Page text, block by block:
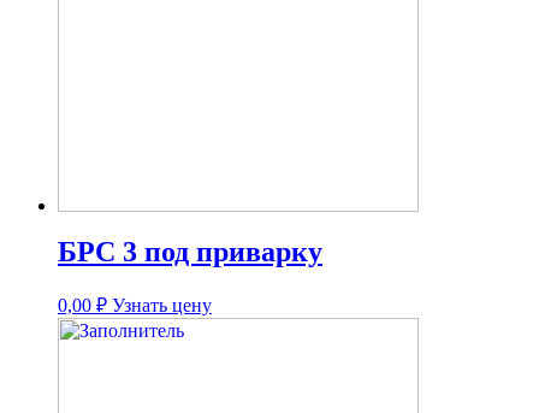
БРС 3 под приварку
0,00 ₽ Узнать цену